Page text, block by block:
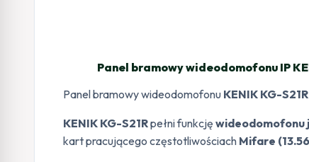
Panel bramowy wideodomofonu IP
Panel bramowy wideodomofonu KENIK KG-S21R
KENIK KG-S21Rpełni funkcję wideodomofonu
kart pracującego częstotliwościach Mifare